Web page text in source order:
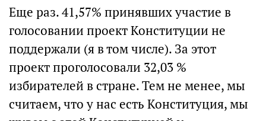
Еще раз. 41,57% принявших участие в
голосовании проект Конституции не
поддержали (я в том числе). За этот
проект проголосовали 32,03 %
избирателей в стране. Тем не менее, мы
считаем, что у нас есть Конституция, мы